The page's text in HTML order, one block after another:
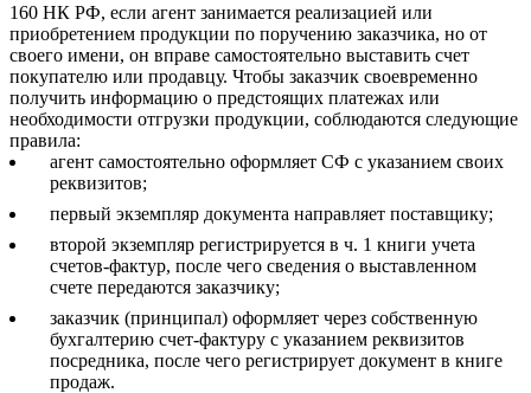
160 НК РФ, если агент занимается реализацией или
приобретением продукции по поручению заказчика, но от
своего имени, он вправе самостоятельно выставить счет
покупателю или продавцу. Чтобы заказчик своевременно
получить информацию о предстоящих платежах или
необходимости отгрузки продукции, соблюдаются следующие
правила:
агент самостоятельно оформляет СФ с указанием своих
реквизитов;
первый экземпляр документа направляет поставщику;
второй экземпляр регистрируется в ч. 1 книги учета
счетов-фактур, после чего сведения о выставленном
счете передаются заказчику;
заказчик (принципал) оформляет через собственную
бухгалтерию счет-фактуру с указанием реквизитов
посредника, после чего регистрирует документ в книге
продаж.